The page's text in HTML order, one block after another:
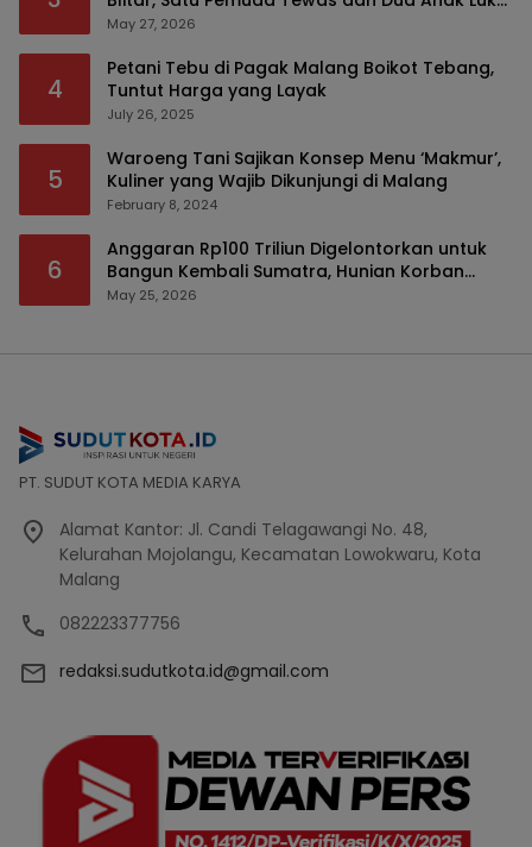
Serius
May 27, 2026
4
Petani Tebu di Pagak Malang Boikot Tebang,
Tuntut Harga yang Layak
July 26, 2025
5
Waroeng Tani Sajikan Konsep Menu ‘Makmur’,
Kuliner yang Wajib Dikunjungi di Malang
February 8, 2024
6
Anggaran Rp100 Triliun Digelontorkan untuk
Bangun Kembali Sumatra, Hunian Korban
Bencana Bakal Difokuskan
May 25, 2026
PT. SUDUT KOTA MEDIA KARYA
Alamat Kantor: Jl. Candi Telagawangi No. 48,
Kelurahan Mojolangu, Kecamatan Lowokwaru, Kota
Malang
082223377756
redaksi.sudutkota.id@gmail.com